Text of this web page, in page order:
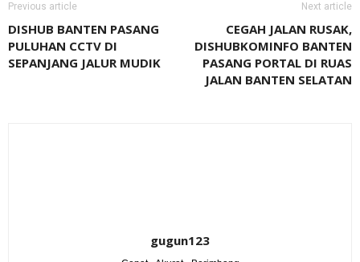
Previous article
DISHUB BANTEN PASANG
PULUHAN CCTV DI
SEPANJANG JALUR MUDIK
Next article
CEGAH JALAN RUSAK,
DISHUBKOMINFO BANTEN
PASANG PORTAL DI RUAS
JALAN BANTEN SELATAN
gugun123